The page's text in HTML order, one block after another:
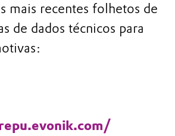
mais recentes folhetos de
de dados técnicos para